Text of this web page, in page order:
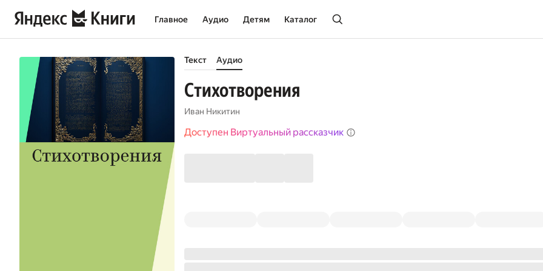
Главное Аудио Детям Каталог
Текст Аудио
Стихотворения
Иван Никитин
Доступен Виртуальный рассказчик